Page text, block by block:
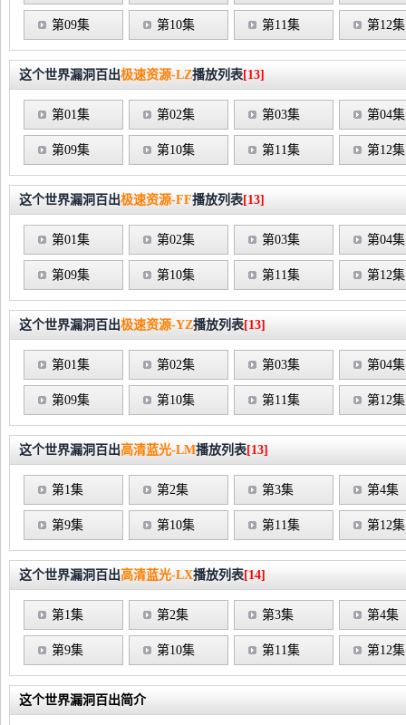
第09集 第10集 第11集 第12集
这个世界漏洞百出极速资源-LZ播放列表[13]
第01集 第02集 第03集 第04集
第09集 第10集 第11集 第12集
这个世界漏洞百出极速资源-FF播放列表[13]
第01集 第02集 第03集 第04集
第09集 第10集 第11集 第12集
这个世界漏洞百出极速资源-YZ播放列表[13]
第01集 第02集 第03集 第04集
第09集 第10集 第11集 第12集
这个世界漏洞百出高清蓝光-LM播放列表[13]
第1集 第2集 第3集 第4集
第9集 第10集 第11集 第12集
这个世界漏洞百出高清蓝光-LX播放列表[14]
第1集 第2集 第3集 第4集
第9集 第10集 第11集 第12集
这个世界漏洞百出简介